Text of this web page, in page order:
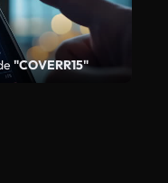
"COVERR15"